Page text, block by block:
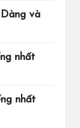
và
nhất
nhất